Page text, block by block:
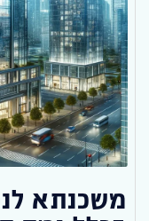
משכנתא